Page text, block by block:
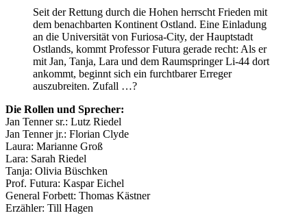
Seit der Rettung durch die Hohen herrscht Frieden mit
dem benachbarten Kontinent Ostland. Eine Einladung
an die Universität von Furiosa-City, der Hauptstadt
Ostlands, kommt Professor Futura gerade recht: Als er
mit Jan, Tanja, Lara und dem Raumspringer Li-44 dort
ankommt, beginnt sich ein furchtbarer Erreger
auszubreiten. Zufall …?
Die Rollen und Sprecher:
Jan Tenner sr.: Lutz Riedel
Jan Tenner jr.: Florian Clyde
Laura: Marianne Groß
Lara: Sarah Riedel
Tanja: Olivia Büschken
Prof. Futura: Kaspar Eichel
General Forbett: Thomas Kästner
Erzähler: Till Hagen